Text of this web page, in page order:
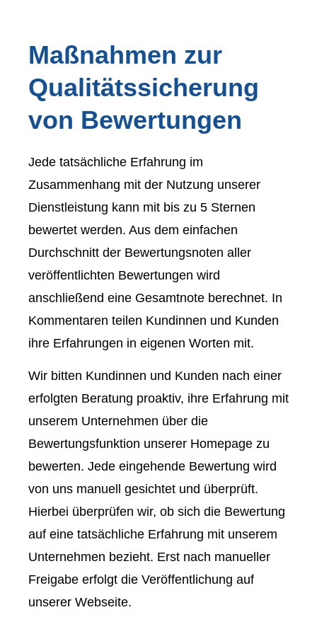
Maßnahmen zur
Qualitätssicherung
von Bewertungen
Jede tatsächliche Erfahrung im
Zusammenhang mit der Nutzung unserer
Dienstleistung kann mit bis zu 5 Sternen
bewertet werden. Aus dem einfachen
Durchschnitt der Bewertungsnoten aller
veröffentlichten Bewertungen wird
anschließend eine Gesamtnote berechnet. In
Kommentaren teilen Kundinnen und Kunden
ihre Erfahrungen in eigenen Worten mit.
Wir bitten Kundinnen und Kunden nach einer
erfolgten Beratung proaktiv, ihre Erfahrung mit
unserem Unternehmen über die
Bewertungsfunktion unserer Homepage zu
bewerten. Jede eingehende Bewertung wird
von uns manuell gesichtet und überprüft.
Hierbei überprüfen wir, ob sich die Bewertung
auf eine tatsächliche Erfahrung mit unserem
Unternehmen bezieht. Erst nach manueller
Freigabe erfolgt die Veröffentlichung auf
unserer Webseite.